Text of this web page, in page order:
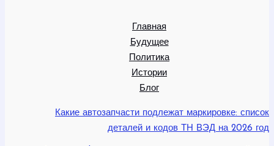
Главная
Будущее
Политика
Истории
Блог
Какие автозапчасти подлежат маркировке: список
деталей и кодов ТН ВЭД на 2026 год